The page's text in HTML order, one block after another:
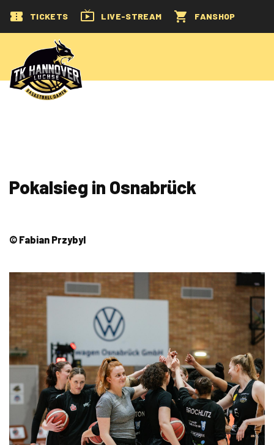
TICKETS LIVE-STREAM FANSHOP
Pokalsieg in Osnabrück
© Fabian Przybyl